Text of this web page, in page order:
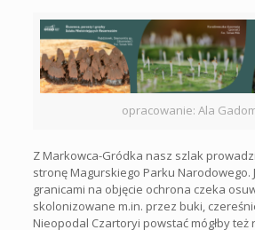
opracowanie: Ala
Z Markowca-Gródka nasz szlak
stronę Magurskiego Parku Narodowego.
granicami na objęcie ochrona czeka
skolonizowane m.in. przez buki,
Nieopodal Czartoryi powstać mógłby też